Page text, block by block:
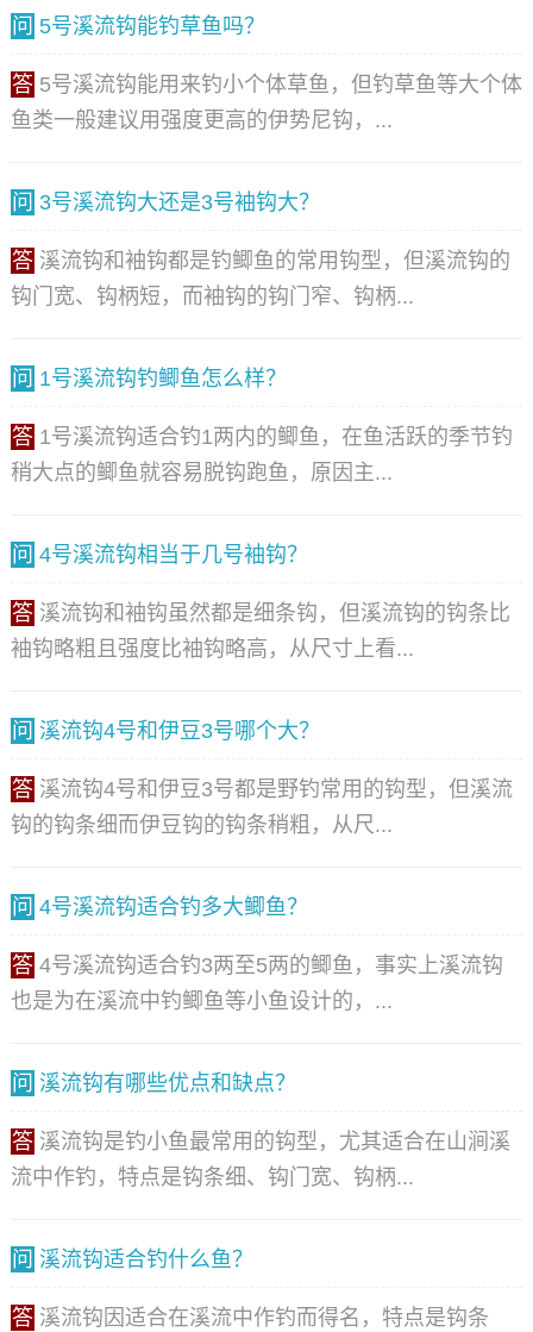
问 5号溪流钩能钓草鱼吗？
答 5号溪流钩能用来钓小个体草鱼，但钓草鱼等大个体
鱼类一般建议用强度更高的伊势尼钩，...
问 3号溪流钩大还是3号袖钩大？
答 溪流钩和袖钩都是钓鲫鱼的常用钩型，但溪流钩的
钩门宽、钩柄短，而袖钩的钩门窄、钩柄...
问 1号溪流钩钓鲫鱼怎么样？
答 1号溪流钩适合钓1两内的鲫鱼，在鱼活跃的季节钓
稍大点的鲫鱼就容易脱钩跑鱼，原因主...
问 4号溪流钩相当于几号袖钩？
答 溪流钩和袖钩虽然都是细条钩，但溪流钩的钩条比
袖钩略粗且强度比袖钩略高，从尺寸上看...
问 溪流钩4号和伊豆3号哪个大？
答 溪流钩4号和伊豆3号都是野钓常用的钩型，但溪流
钩的钩条细而伊豆钩的钩条稍粗，从尺...
问 4号溪流钩适合钓多大鲫鱼？
答 4号溪流钩适合钓3两至5两的鲫鱼，事实上溪流钩
也是为在溪流中钓鲫鱼等小鱼设计的，...
问 溪流钩有哪些优点和缺点？
答 溪流钩是钓小鱼最常用的钩型，尤其适合在山涧溪
流中作钓，特点是钩条细、钩门宽、钩柄...
问 溪流钩适合钓什么鱼？
答 溪流钩因适合在溪流中作钓而得名，特点是钩条